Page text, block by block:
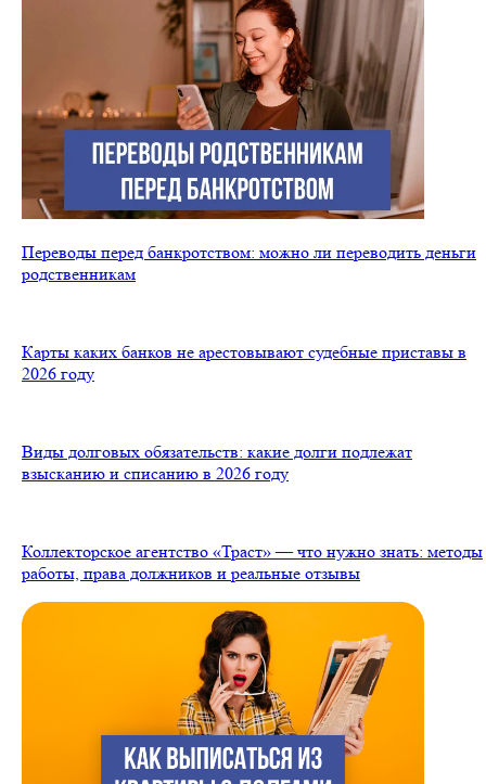
Переводы перед банкротством: можно ли переводить деньги
родственникам
Карты каких банков не арестовывают судебные приставы в
2026 году
Виды долговых обязательств: какие долги подлежат
взысканию и списанию в 2026 году
Коллекторское агентство «Траст» — что нужно знать: методы
работы, права должников и реальные отзывы